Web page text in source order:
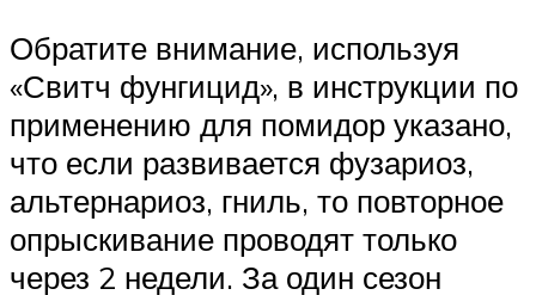
Обратите внимание, используя
«Свитч фунгицид», в инструкции по
применению для помидор указано,
что если развивается фузариоз,
альтернариоз, гниль, то повторное
опрыскивание проводят только
через 2 недели. За один сезон